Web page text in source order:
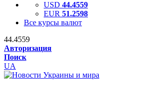
USD 44.4559
EUR 51.2598
Все курсы валют
44.4559
Авторизация
Поиск
UA